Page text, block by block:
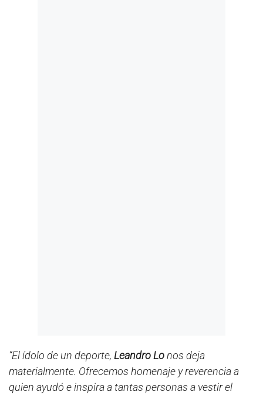
“El ídolo de un deporte, Leandro Lonos deja
materialmente. Ofrecemos homenaje y reverencia a
quien ayudó e inspira a tantas personas a vestir el